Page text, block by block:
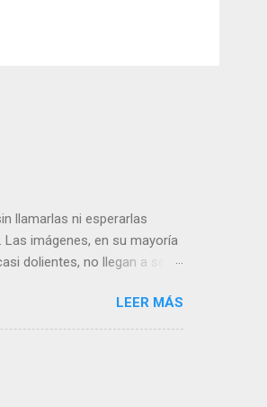
llamarlas ni esperarlas
imágenes, en su mayoría
dolientes, no llegan a ser
de lo vivido. Rafael Serrano
LEER MÁS